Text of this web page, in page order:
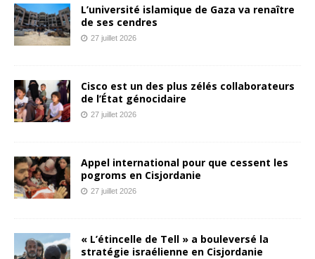
L’université islamique de Gaza va renaître
de ses cendres
27 juillet 2026
Cisco est un des plus zélés collaborateurs
de l’État génocidaire
27 juillet 2026
Appel international pour que cessent les
pogroms en Cisjordanie
27 juillet 2026
« L’étincelle de Tell » a bouleversé la
stratégie israélienne en Cisjordanie